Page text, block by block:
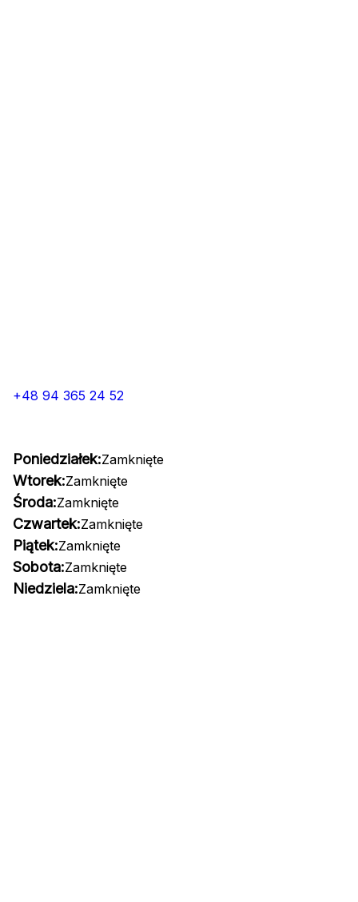
+48 94 365 24 52
Poniedziałek:Zamknięte
Wtorek:Zamknięte
Środa:Zamknięte
Czwartek:Zamknięte
Piątek:Zamknięte
Sobota:Zamknięte
Niedziela:Zamknięte